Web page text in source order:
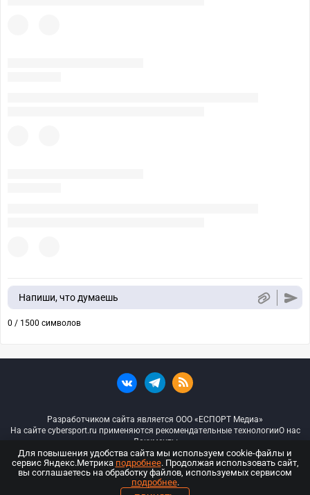
Напиши, что думаешь
0 / 1500 символов
Разработчиком сайта является ООО «ЕСПОРТ Медиа»
На сайте cybersport.ru применяются рекомендательные технологииО нас
Документы
© ООО «Киберспорт.ру» — Все права защищены
18+
Для повышения удобства сайта мы используем cookie-файлы и
сервис Яндекс.Метрика подробнее. Продолжая использовать сайт,
вы соглашаетесь на обработку файлов, используемых сервисом
подробнее.